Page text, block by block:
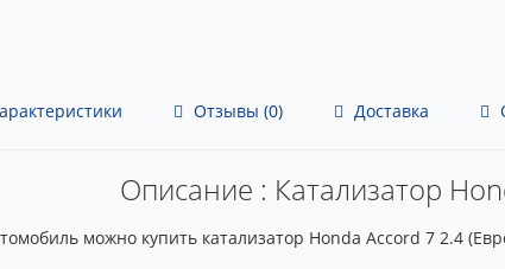
Отзывы (0) Доставка
Описание : Катализатор
можно купить катализатор Honda Accord 7 2.4